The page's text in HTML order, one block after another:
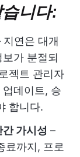
니다:
지연은 대개
가 분절되
젝트 관리자
데이트, 승
합니다.
가시성 –
료까지, 프로